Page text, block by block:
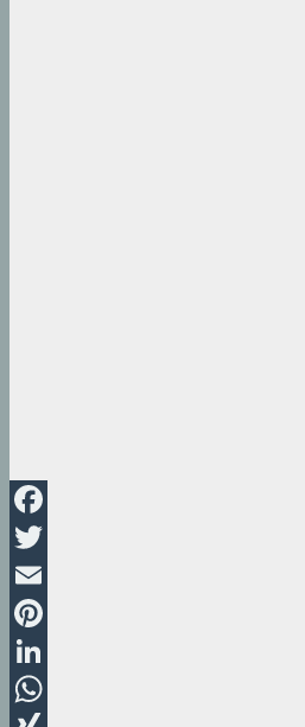
Facebook
Twitter
Email
Pinterest
LinkedIn